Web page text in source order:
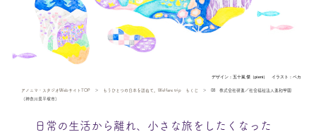
デザイン：五十嵐 傑（pieni） イラスト：ペカ
アノニマ・スタジオWebサイトTOP＞ もうひとつの日本を訪ねて。Welfare trip もくじ ＞ 08 株式会社研進／社会福祉法人進和学園
（神奈川県平塚市）
日常の生活から離れ、小さな旅をしたくなった